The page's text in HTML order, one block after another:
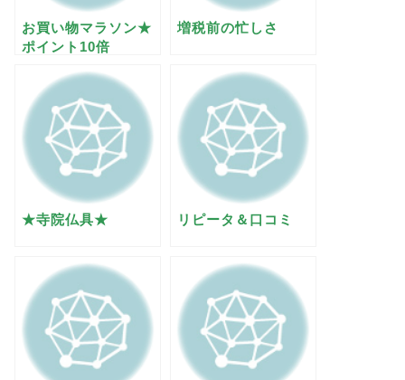
お買い物マラソン★
ポイント10倍
増税前の忙しさ
★寺院仏具★ リピータ＆口コミ